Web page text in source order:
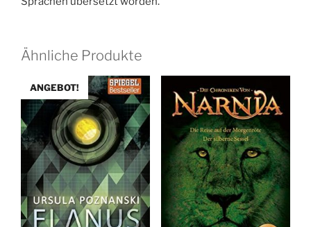
Ähnliche Produkte
ANGEBOT!